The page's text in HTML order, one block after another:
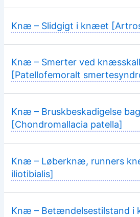
Knæ – Slidgigt i knæet
Knæ – Smerter ved
[Patellofemoralt
Knæ – Bruskbeskadigelse
[Chondromallacia patella]
Knæ – Løberknæ, runners
iliotibialis]
Knæ – Betændelsestilstand i